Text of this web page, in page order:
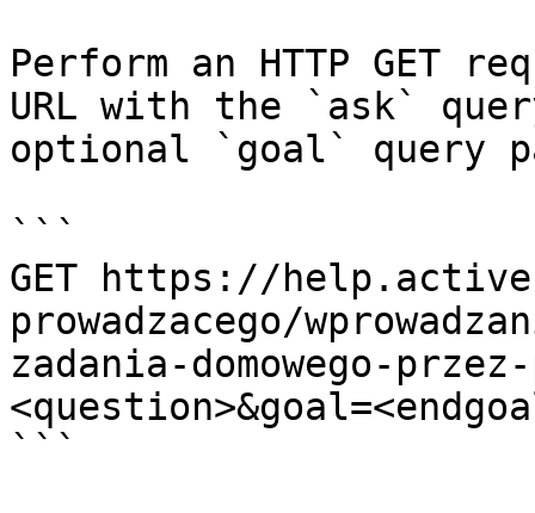
Perform an HTTP GET
URL with the `ask`
optional `goal` query
```
GET https://
prowadzacego/
zadania-domowego-
```